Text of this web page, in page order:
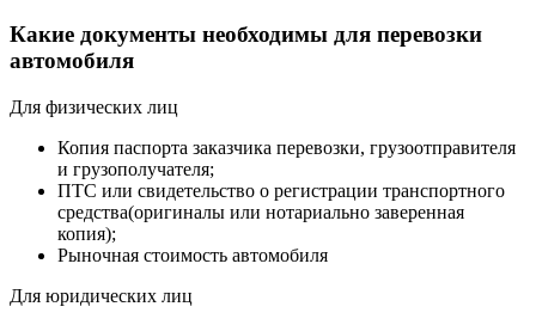
Какие документы необходимы для перевозки
автомобиля
Для физических лиц
Копия паспорта заказчика перевозки, грузоотправителя
и грузополучателя;
ПТС или свидетельство о регистрации транспортного
средства(оригиналы или нотариально заверенная
копия);
Рыночная стоимость автомобиля
Для юридических лиц